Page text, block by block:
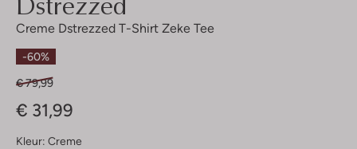
Creme Dstrezzed T-Shirt Zeke Tee
-60%
€ 79,99
€ 31,99
Kleur: Creme